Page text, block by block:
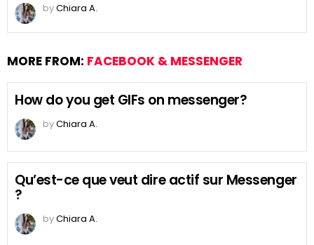
byChiara A.
MORE FROM: FACEBOOK & MESSENGER
How do you get GIFs on messenger?
byChiara A.
Qu’est-ce que veut dire actif sur Messenger
?
byChiara A.